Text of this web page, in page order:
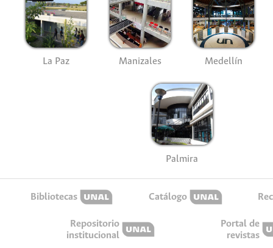
La Paz Manizales Medellín
Palmira
Bibliotecas Catálogo
Repositorio
institucional
Portal de
revistas